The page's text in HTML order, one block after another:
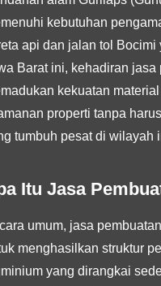
kebutuhan
api dan jalan tol
Barat ini, kehadiran
kekuatan
properti tanpa
tumbuh pesat di wilayah
Itu Jasa
umum, jasa
menghasilkan struktur
yang dirangkai